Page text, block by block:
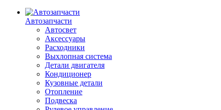
Автозапчасти
Автосвет
Аксессуары
Расходники
Выхлопная система
Детали двигателя
Кондиционер
Кузовные детали
Отопление
Подвеска